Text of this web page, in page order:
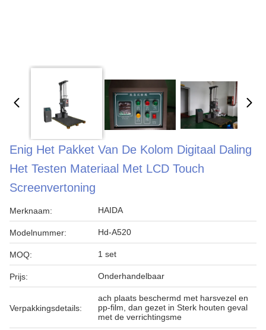
Enig Het Pakket Van De Kolom Digitaal Daling
Het Testen Materiaal Met LCD Touch
Screenvertoning
Merknaam: HAIDA
Modelnummer: Hd-A520
MOQ: 1 set
Prijs: Onderhandelbaar
Verpakkingsdetails:
ach plaats beschermd met harsvezel en
pp-film, dan gezet in Sterk houten geval
met de verrichtingsme